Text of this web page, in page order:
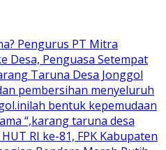
Pengurus PT Mitra
Desa, Penguasa Setempat
Taruna Desa Jonggol
pembersihan menyeluruh
bentuk kepemudaan
“,karang taruna desa
RI ke-81, FPK Kabupaten